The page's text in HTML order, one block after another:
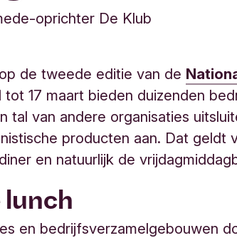
oprichter De Klub
de tweede editie van de
tot 17 maart bieden duizenden
tal van andere organisaties
producten aan. Dat geldt
en natuurlijk de
en bedrijfsverzamelgebouwen